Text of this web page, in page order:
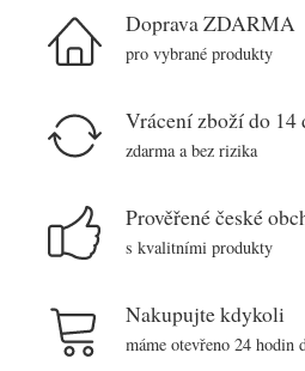
Doprava ZDARMA
pro vybrané produkty
Vrácení zboží do 14
zdarma a bez rizika
Prověřené české
s kvalitními produkty
Nakupujte kdykoli
máme otevřeno 24 hodin